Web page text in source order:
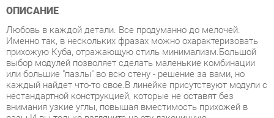
Именно так, в нескольких фразах можно охарактеризовать
прихожую Куба, отражающую стиль минимализм.Большой
выбор модулей позволяет сделать маленькие комбинации
или большие "пазлы" во всю стену - решение за вами, но
каждый найдет что-то свое.В линейке присутствуют модули с
нестандартной конструкцией, которые не оставят без
внимания узкие углы, повышая вместимость прихожей в
разы.И вы только взгляните на эту лаконичную
дизайнерскую фурнитуру ручки на фасадах, крючки для
одежды на вешалках. Она идеально дополняет внешний вид
прихожей Куба.